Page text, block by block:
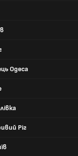
Одеса
Ріг